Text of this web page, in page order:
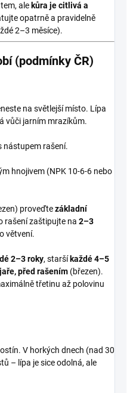
ale kůra je citlivá a
opatrně a pravidelně
2–3 měsíce).
(podmínky ČR)
na světlejší místo. Lípa
vůči jarním mrazíkům.
nástupem rašení.
hnojivem (NPK 10-6-6 nebo
proveďtezákladní
rašení zaštipujte na 2–3
větvení.
2–3 roky, starší každé 4–5
před rašením (březen).
třetinu až polovinu
V horkých dnech (nad 30
– lípa je sice odolná, ale